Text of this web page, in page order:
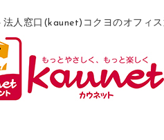
法人窓口(kaunet)コクヨのオフィ